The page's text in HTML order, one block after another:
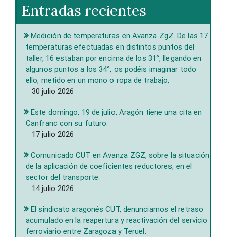
Entradas recientes
Medición de temperaturas en Avanza ZgZ. De las 17
temperaturas efectuadas en distintos puntos del
taller, 16 estaban por encima de los 31°, llegando en
algunos puntos a los 34°, os podéis imaginar todo
ello, metido en un mono o ropa de trabajo,
30 julio 2026
Este domingo, 19 de julio, Aragón tiene una cita en
Canfranc con su futuro.
17 julio 2026
Comunicado CUT en Avanza ZGZ, sobre la situación
de la aplicación de coeficientes reductores, en el
sector del transporte.
14 julio 2026
El sindicato aragonés CUT, denunciamos el retraso
acumulado en la reapertura y reactivación del servicio
ferroviario entre Zaragoza y Teruel.